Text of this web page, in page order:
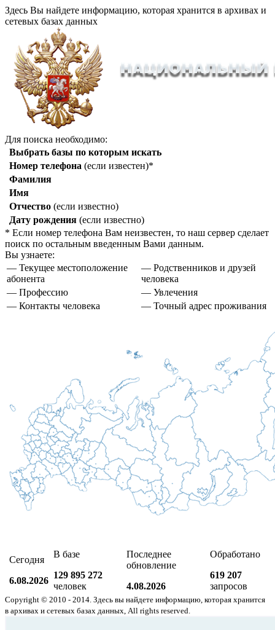
Здесь Вы найдете информацию, которая хранится в архивах и
сетевых базах данных
Для поиска необходимо:
Выбрать базы по которым искать
Номер телефона (если известен)*
Фамилия
Имя
Отчество (если известно)
Дату рождения (если известно)
* Если номер телефона Вам неизвестен, то наш сервер сделает
поиск по остальным введенным Вами данным.
Вы узнаете:
— Текущее местоположение
абонента
— Родственников и друзей
человека
— Профессию
— Увлечения
— Контакты человека
— Точный адрес проживания
Сегодня
6.08.2026
В базе
129 895 272
человек
Последнее
обновление
4.08.2026
Обработано
619 207
запросов
Copyright © 2010 - 2014. Здесь вы найдете информацию, которая хранится
в архивах и сетевых базах данных, All rights reserved.